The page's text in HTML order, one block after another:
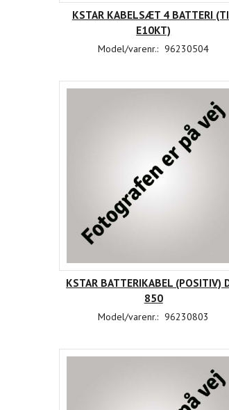
KSTAR KABELSÆT 4 BATTERI
E10KT)
Model/varenr.: 96230504
KSTAR BATTERIKABEL (POSITIV)
850
Model/varenr.: 96230803